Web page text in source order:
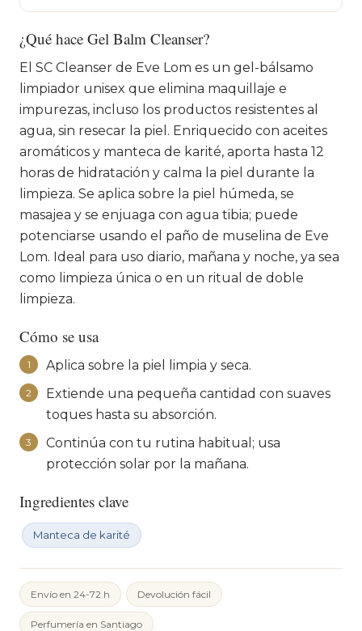
¿Qué hace Gel Balm Cleanser?
El SC Cleanser de Eve Lom es un gel-bálsamo
limpiador unisex que elimina maquillaje e
impurezas, incluso los productos resistentes al
agua, sin resecar la piel. Enriquecido con aceites
aromáticos y manteca de karité, aporta hasta 12
horas de hidratación y calma la piel durante la
limpieza. Se aplica sobre la piel húmeda, se
masajea y se enjuaga con agua tibia; puede
potenciarse usando el paño de muselina de Eve
Lom. Ideal para uso diario, mañana y noche, ya sea
como limpieza única o en un ritual de doble
limpieza.
Cómo se usa
1 Aplica sobre la piel limpia y seca.
2
Extiende una pequeña cantidad con suaves
toques hasta su absorción.
3
Continúa con tu rutina habitual; usa
protección solar por la mañana.
Ingredientes clave
Manteca de karité
Envío en 24-72 h Devolución fácil
Perfumería en Santiago